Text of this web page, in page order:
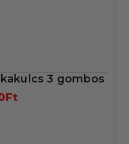
3 gombos
Ft